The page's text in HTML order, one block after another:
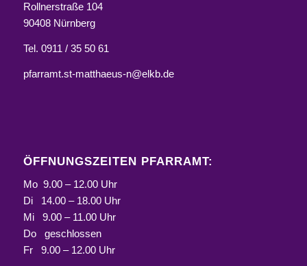
Rollnerstraße 104
90408 Nürnberg
Tel. 0911 / 35 50 61
pfarramt.st-matthaeus-n@elkb.de
ÖFFNUNGSZEITEN PFARRAMT:
Mo 9.00 – 12.00 Uhr
Di 14.00 – 18.00 Uhr
Mi 9.00 – 11.00 Uhr
Do geschlossen
Fr 9.00 – 12.00 Uhr